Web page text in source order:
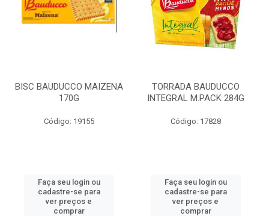
BISC BAUDUCCO MAIZENA
170G
Código: 19155
Faça seu login ou
cadastre-se para
ver preços e
comprar
TORRADA BAUDUCCO
INTEGRAL M.PACK 284G
Código: 17828
Faça seu login ou
cadastre-se para
ver preços e
comprar